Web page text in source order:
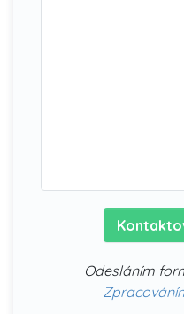
Odesláním